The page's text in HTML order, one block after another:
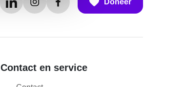
Doneer
Contact en service